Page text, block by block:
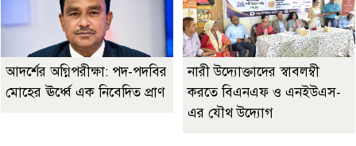
আদর্শের অগ্নিপরীক্ষা: পদ-পদবির
মোহের ঊর্ধ্বে এক নিবেদিত প্রাণ
নারী উদ্যোক্তাদের স্বাবলম্বী
করতে বিএনএফ ও এনইউএস-
এর যৌথ উদ্যোগ